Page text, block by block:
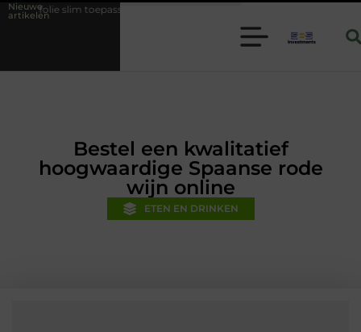
Nieuwe
artikelenbinnen moderne folie techniek
Bestel een kwalitatief
hoogwaardige Spaanse rode
wijn online
ETEN EN DRINKEN